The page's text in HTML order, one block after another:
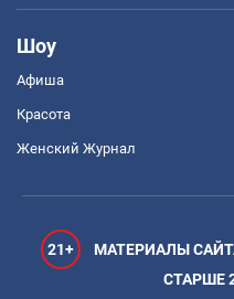
Шоу
Афиша
Красота
Женский Журнал
21+
МАТЕРИАЛЫ
СТАРШЕ